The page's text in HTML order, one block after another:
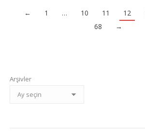
← 1 … 10 11 12
68
→
Arşivler